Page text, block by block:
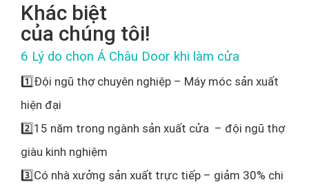
Khác biệt
của chúng tôi!
6 Lý do chọn Á Châu Door khi làm cửa
1️⃣Đội ngũ thợ chuyên nghiệp – Máy móc sản xuất
hiện đại
2️⃣15 năm trong ngành sản xuất cửa – đội ngũ thợ
giàu kinh nghiệm
3️⃣Có nhà xưởng sản xuất trực tiếp – giảm 30% chi